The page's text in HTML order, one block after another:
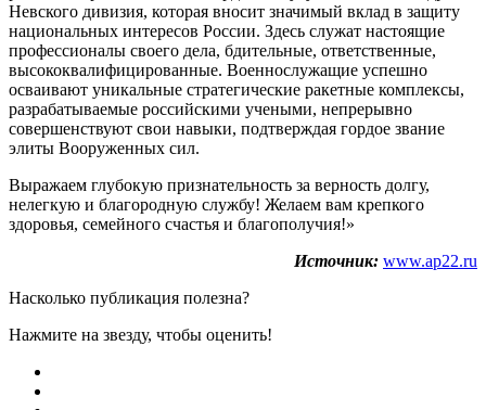
Невского дивизия, которая вносит значимый вклад в защиту
национальных интересов России. Здесь служат настоящие
профессионалы своего дела, бдительные, ответственные,
высококвалифицированные. Военнослужащие успешно
осваивают уникальные стратегические ракетные комплексы,
разрабатываемые российскими учеными, непрерывно
совершенствуют свои навыки, подтверждая гордое звание
элиты Вооруженных сил.
Выражаем глубокую признательность за верность долгу,
нелегкую и благородную службу! Желаем вам крепкого
здоровья, семейного счастья и благополучия!»
Источник: www.ap22.ru
Насколько публикация полезна?
Нажмите на звезду, чтобы оценить!